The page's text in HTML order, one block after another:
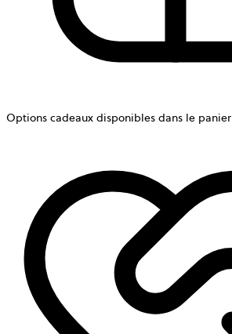
Options cadeaux disponibles dans le panier